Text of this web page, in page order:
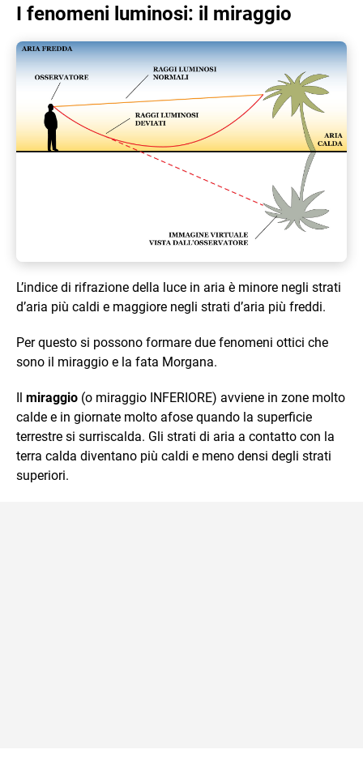
I fenomeni luminosi: il miraggio
L’indice di rifrazione della luce in aria è minore negli strati
d’aria più caldi e maggiore negli strati d’aria più freddi.
Per questo si possono formare due fenomeni ottici che
sono il miraggio e la fata Morgana.
Il miraggio (o miraggio INFERIORE) avviene in zone molto
calde e in giornate molto afose quando la superficie
terrestre si surriscalda. Gli strati di aria a contatto con la
terra calda diventano più caldi e meno densi degli strati
superiori.